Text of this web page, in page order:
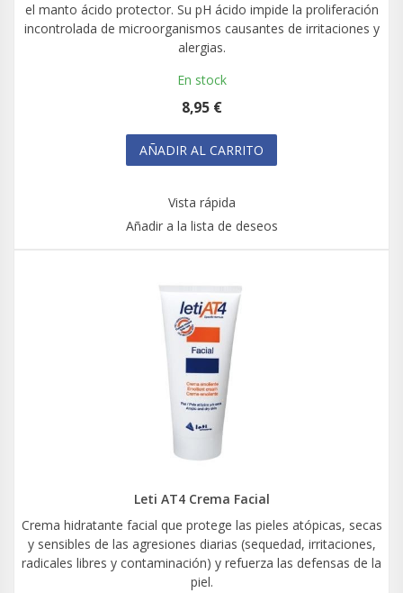
el manto ácido protector. Su pH ácido impide la proliferación
incontrolada de microorganismos causantes de irritaciones y
alergias.
En stock
8,95 €
AÑADIR AL CARRITO
Vista rápida
Añadir a la lista de deseos
Leti AT4 Crema Facial
Crema hidratante facial que protege las pieles atópicas, secas
y sensibles de las agresiones diarias (sequedad, irritaciones,
radicales libres y contaminación) y refuerza las defensas de la
piel.